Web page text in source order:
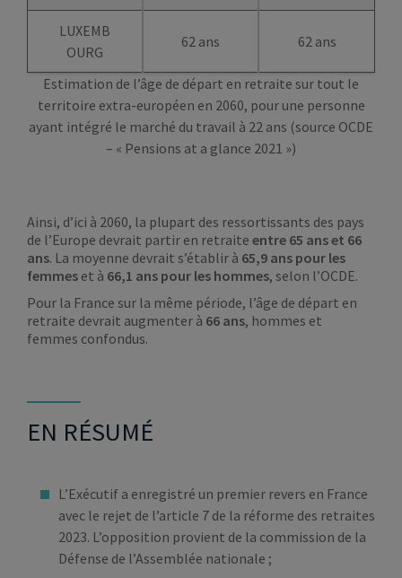
LUXEMB
OURG
62 ans 62 ans
Estimation de l’âge de départ en retraite sur tout le
territoire extra-européen en 2060, pour une personne
ayant intégré le marché du travail à 22 ans (source OCDE
– « Pensions at a glance 2021 »)
Ainsi, d’ici à 2060, la plupart des ressortissants des pays
de l’Europe devrait partir en retraite entre 65 ans et 66
ans. La moyenne devrait s’établir à 65,9 ans pour les
femmes et à 66,1 ans pour les hommes, selon l’OCDE.
Pour la France sur la même période, l’âge de départ en
retraite devrait augmenter à 66 ans, hommes et
femmes confondus.
EN RÉSUMÉ
L’Exécutif a enregistré un premier revers en France
avec le rejet de l’article 7 de la réforme des retraites
2023. L’opposition provient de la commission de la
Défense de l’Assemblée nationale ;